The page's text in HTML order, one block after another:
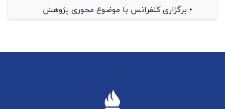
• برگزاری کنفرانس با موضوع محوری پژوهش